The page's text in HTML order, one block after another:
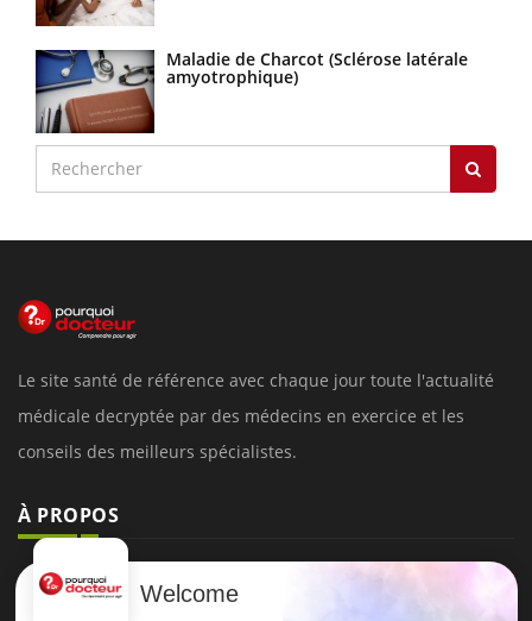
Maladie de Charcot (Sclérose latérale
amyotrophique)
Le site santé de référence avec chaque jour toute l'actualité
médicale decryptée par des médecins en exercice et les
conseils des meilleurs spécialistes.
À PROPOS
Données personnelles et cookies
Welcome